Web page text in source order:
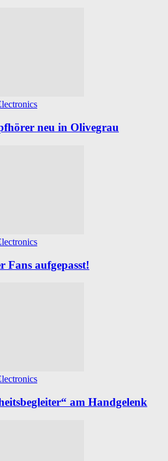
neu in Olivegrau
Fans aufgepasst!
am Handgelenk